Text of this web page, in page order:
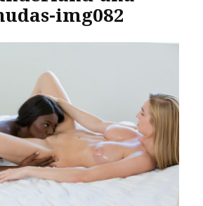
img082